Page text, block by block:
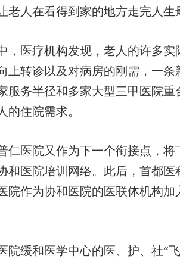
老人在看得到家的地方走完人生
医疗机构发现，老人的许多实
上转诊以及对病房的刚需，一
服务半径和多家大型三甲医院
的住院需求。
医院又作为下一个衔接点，将
和医院培训网络。此后，首都
院作为协和医院的医联体机构
缓和医学中心的医、护、社“飞